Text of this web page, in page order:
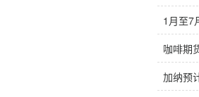
加纳预